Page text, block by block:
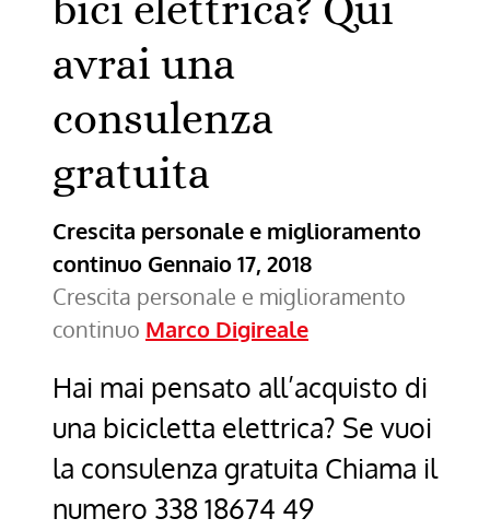
avrai una
consulenza
gratuita
Crescita personale e miglioramento
continuo Gennaio 17, 2018
Crescita personale e miglioramento
continuo Marco Digireale
Hai mai pensato all’acquisto di
una bicicletta elettrica? Se vuoi
la consulenza gratuita Chiama il
numero 338 18674 49